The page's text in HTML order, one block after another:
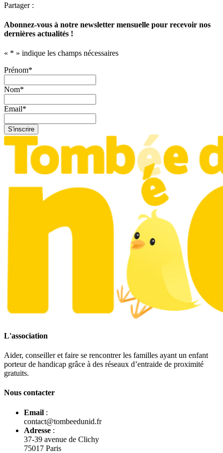
Partager :
Abonnez-vous à notre newsletter mensuelle pour recevoir nos
dernières actualités !
« * » indique les champs nécessaires
Prénom*
Nom*
Email*
S'inscrire
L'association
Aider, conseiller et faire se rencontrer les familles ayant un enfant
porteur de handicap grâce à des réseaux d’entraide de proximité
gratuits.
Nous contacter
Email :
contact@tombeedunid.fr
Adresse :
37-39 avenue de Clichy
75017 Paris